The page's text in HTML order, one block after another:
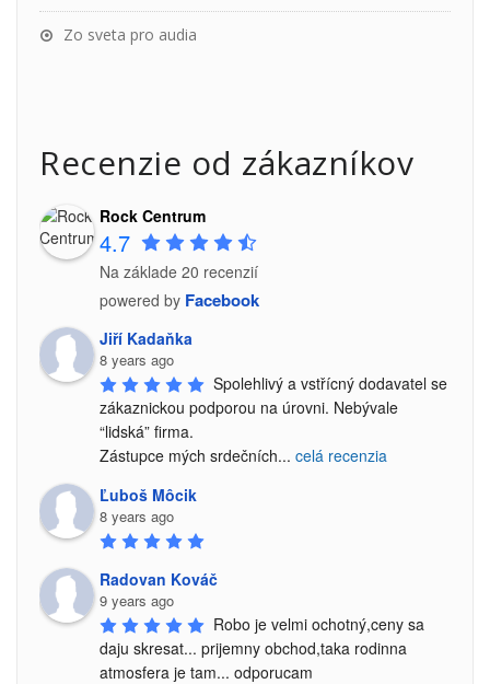
Zo sveta pro audia
Recenzie od zákazníkov
Rock Centrum
4.7
Na základe 20 recenzií
powered by Facebook
Jiří Kadaňka
8 years ago
Spolehlivý a vstřícný dodavatel se
zákaznickou podporou na úrovni. Nebývale
“lidská” firma.
Zástupce mých srdečních... celá recenzia
Ľuboš Môcik
8 years ago
Radovan Kováč
9 years ago
Robo je velmi ochotný,ceny sa
daju skresat... prijemny obchod,taka rodinna
atmosfera je tam... odporucam